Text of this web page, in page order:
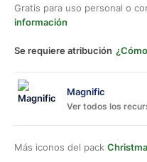
Gratis para uso personal o
información
Se requiere atribución
Magnific
Ver todos los
Más iconos del pack